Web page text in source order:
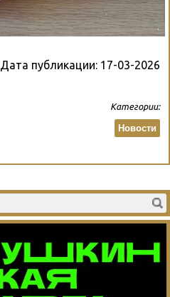
Дата публикации: 17-03-2026
Категории:
Новости